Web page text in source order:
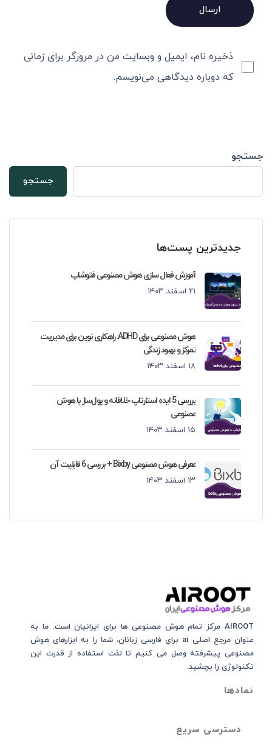
ذخیره نام، ایمیل و وبسایت من در مرورگر برای زمانی
که دوباره دیدگاهی می‌نویسم.
جستجو
جستجو
جدیدترین پست‌ها
آموزش فعال سازی هوش مصنوعی فتوشاپ
۲۱ اسفند ۱۴۰۳
هوش مصنوعی برای ADHD: راهکاری نوین برای مدیریت
تمرکز و بهبود زندگی
۱۸ اسفند ۱۴۰۳
بررسی 5 ایده استارتاپ خلاقانه و پول‌ساز با هوش
مصنوعی
۱۵ اسفند ۱۴۰۳
معرفی هوش مصنوعی Bixby + بررسی 6 قابلیت آن
۱۳ اسفند ۱۴۰۳
دسترسی سریع
AIROOT مرکز تمام هوش مصنوعی‌‌‌ ها برای ایرانیان است. ما به
عنوان مرجع اصلی ai برای فارسی زبانان، شما را به ابزارهای هوش
مصنوعی پیشرفته وصل می کنیم تا لذت استفاده از قدرت این
تکنولوژی را بچشید.
نمادها